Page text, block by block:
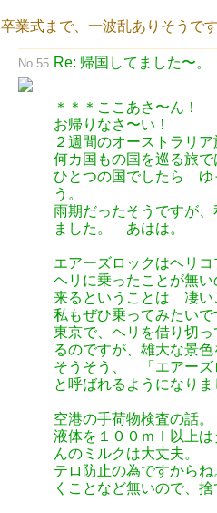
卒業式まで、一波乱ありそうです
No.55 Re: 帰国してました〜。
＊＊＊ここあさ〜ん！
お帰りなさ〜い！
２週間のオーストラリア
何カ国もの国を巡る旅で
ひとつの国でしたら ゆ
う。
雨期だったそうですが
ました。 あはは。
エアーズロックはヘリコ
ヘリに乗ったことが無
来るということは 凄い
私もぜひ乗ってみたい
東京で、ヘリを借り切
るのですが、雄大な景色
そうそう、 「エアーズ
と呼ばれるようになりま
空港の手荷物検査の話。
液体を１００ｍｌ以上
んのミルクは大丈夫。
テロ防止の為ですから
くことなど無いので、捨